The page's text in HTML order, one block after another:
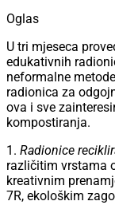
Oglas
U tri mjeseca
edukativnih
neformalne
radionica za
ova i sve
kompostiranja.
1. Radionice
različitim vrstama
kreativnim
7R, ekološkim